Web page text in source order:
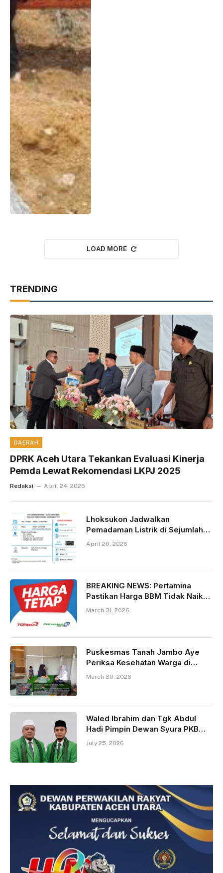
LOAD MORE
TRENDING
DAERAH
DPRK Aceh Utara Tekankan Evaluasi Kinerja
Pemda Lewat Rekomendasi LKPJ 2025
Redaksi April 24, 2026
Lhoksukon Jadwalkan
Pemadaman Listrik di Sejumlah
Kecamatan pada 21 April 2026
April 20, 2026
BREAKING NEWS: Pertamina
Pastikan Harga BBM Tidak Naik
per 1 April 2026, Warga Diminta
March 31, 2026
Puskesmas Tanah Jambo Aye
Periksa Kesehatan Warga di
Huntara
March 30, 2026
Waled Ibrahim dan Tgk Abdul
Hadi Pimpin Dewan Syura PKB
Aceh Timur
July 25, 2026